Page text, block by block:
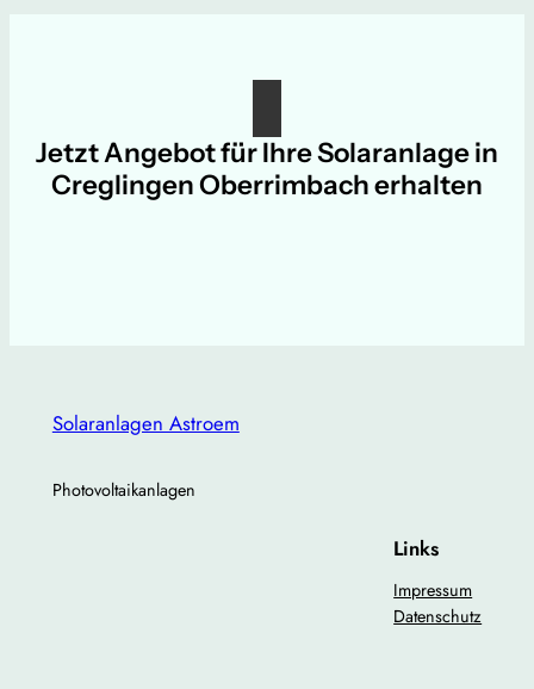
Jetzt Angebot für Ihre Solaranlage in
Creglingen Oberrimbach erhalten
Solaranlagen Astroem
Photovoltaikanlagen
Links
Impressum
Datenschutz